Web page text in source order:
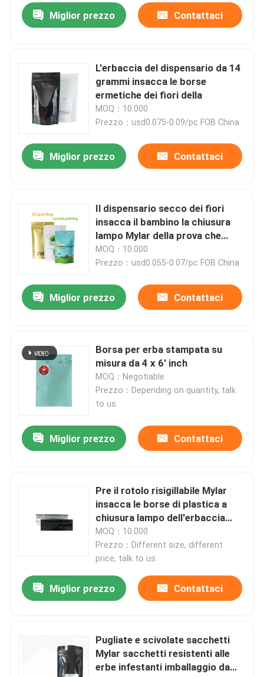
Prodotti
Video
Chi siamo
Controllo di qualità
Notizie
Pacchetto erbaccia personalizzato
Miglior prezzo Contattaci
L'erbaccia del dispensario da 14
grammi insacca le borse
ermetiche dei fiori della
MOQ：10.000
Prezzo：usd0.075-0.09/pc FOB China
Miglior prezzo Contattaci
Il dispensario secco dei fiori
insacca il bambino la chiusura
lampo Mylar della prova che
diserba le borse all'ingrosso
MOQ：10.000
Prezzo：usd0.055-0.07/pc FOB China
Miglior prezzo Contattaci
Borsa per erba stampata su
misura da 4 x 6' inch
MOQ：Negotiable
Prezzo：Depending on quantity, talk
to us
Miglior prezzo Contattaci
Pre il rotolo risigillabile Mylar
insacca le borse di plastica a
chiusura lampo dell'erbaccia
della prova dell'odore
MOQ：10.000
Prezzo：Different size, different
price, talk to us.
Miglior prezzo Contattaci
Pugliate e scivolate sacchetti
Mylar sacchetti resistenti alle
erbe infestanti imballaggio da